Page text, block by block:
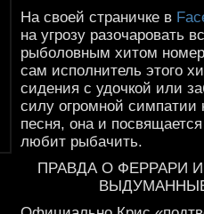
На своей страничке в
на угрозу разочаровать
рыболовным хитом
сам исполнитель этого
сидения с удочкой или
силу огромной
песня, она и
любит рыбачить.
ПРАВДА О ФЕРРАРИ